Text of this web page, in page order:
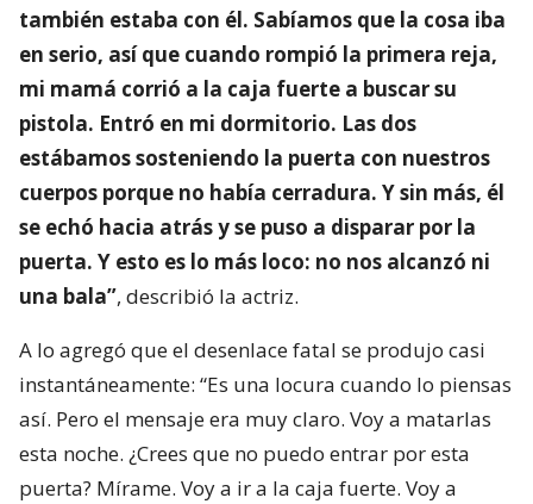
también estaba con él. Sabíamos que la cosa iba
en serio, así que cuando rompió la primera reja,
mi mamá corrió a la caja fuerte a buscar su
pistola. Entró en mi dormitorio. Las dos
estábamos sosteniendo la puerta con nuestros
cuerpos porque no había cerradura. Y sin más, él
se echó hacia atrás y se puso a disparar por la
puerta. Y esto es lo más loco: no nos alcanzó ni
una bala”, describió la actriz.
A lo agregó que el desenlace fatal se produjo casi
instantáneamente: “Es una locura cuando lo piensas
así. Pero el mensaje era muy claro. Voy a matarlas
esta noche. ¿Crees que no puedo entrar por esta
puerta? Mírame. Voy a ir a la caja fuerte. Voy a